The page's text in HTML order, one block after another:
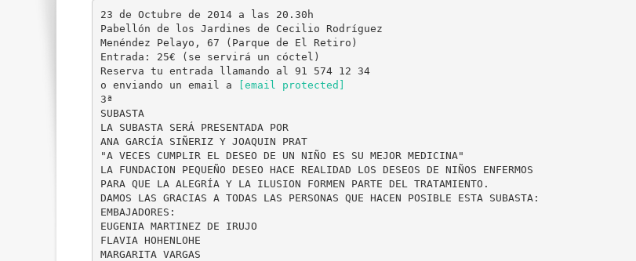
23 de Octubre de 2014 a las 20.30h
Pabellón de los Jardines de Cecilio Rodríguez
Menéndez Pelayo, 67 (Parque de El Retiro)
Entrada: 25€ (se servirá un cóctel)
Reserva tu entrada llamando al 91 574 12 34
o enviando un email a
[email protected]
3ª
SUBASTA
LA SUBASTA SERÁ PRESENTADA POR
ANA GARCÍA SIÑERIZ Y JOAQUIN PRAT
"A VECES CUMPLIR EL DESEO DE UN NIÑO ES SU MEJOR MEDICINA"
LA FUNDACION PEQUEÑO DESEO HACE REALIDAD LOS DESEOS DE NIÑOS ENFERMOS
PARA QUE LA ALEGRÍA Y LA ILUSION FORMEN PARTE DEL TRATAMIENTO.
DAMOS LAS GRACIAS A TODAS LAS PERSONAS QUE HACEN POSIBLE ESTA SUBASTA:
EMBAJADORES:
EUGENIA MARTINEZ DE IRUJO
FLAVIA HOHENLOHE
MARGARITA VARGAS